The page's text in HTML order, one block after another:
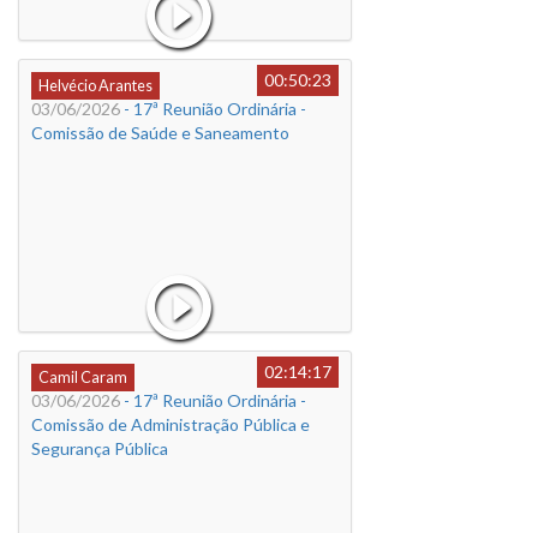
Helvécio Arantes
00:50:23
03/06/2026 - 17ª Reunião Ordinária -
Comissão de Saúde e Saneamento
Camil Caram
02:14:17
03/06/2026 - 17ª Reunião Ordinária -
Comissão de Administração Pública e
Segurança Pública